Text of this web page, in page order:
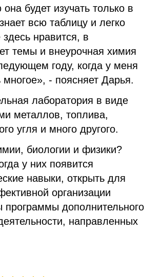
будет изучать только в
всю таблицу и легко
нравится, в
темы и внеурочная химия
году, когда у меня
- поясняет Дарья.
лаборатория в виде
металлов, топлива,
угля и много другого.
биологии и физики?
у них появится
навыки, открыть для
организации
программы дополнительного
направленных